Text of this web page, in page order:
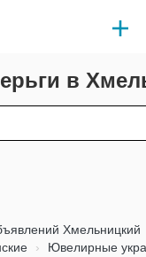
в
Хмельницкий
Ювелирные